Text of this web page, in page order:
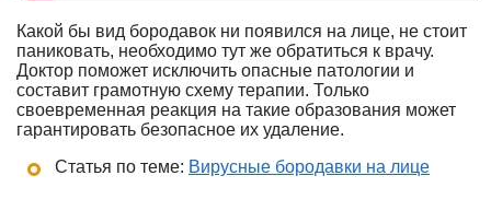
Какой бы вид бородавок ни появился на лице, не стоит
паниковать, необходимо тут же обратиться к врачу.
Доктор поможет исключить опасные патологии и
составит грамотную схему терапии. Только
своевременная реакция на такие образования может
гарантировать безопасное их удаление.
Статья по теме: Вирусные бородавки на лице